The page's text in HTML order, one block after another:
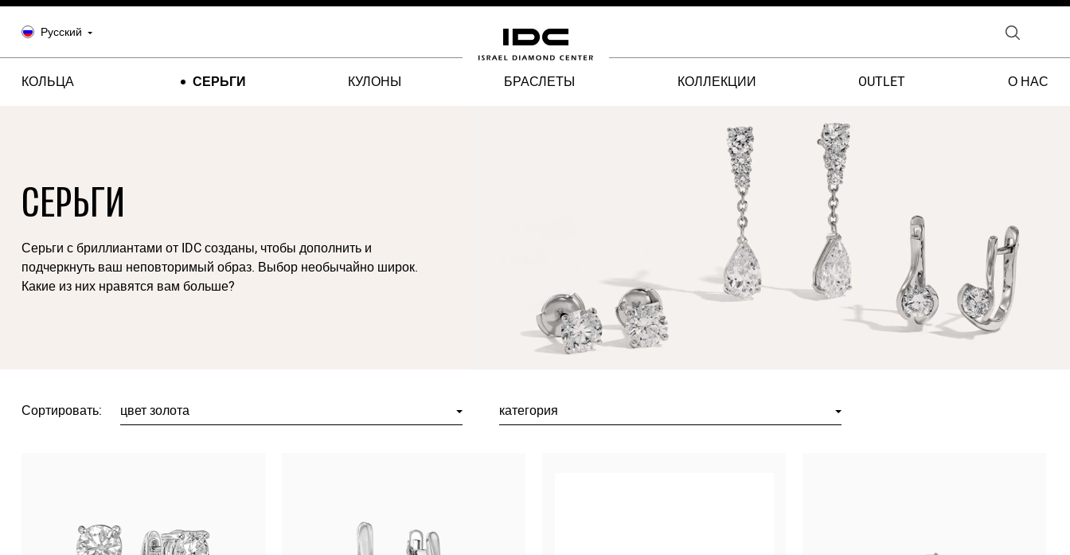
Русский
КОЛЬЦА СЕРЬГИ КУЛОНЫ БРАСЛЕТЫ КОЛЛЕКЦИИ OUTLET О НАС
СЕРЬГИ
Серьги с бриллиантами от IDC созданы, чтобы дополнить и
подчеркнуть ваш неповторимый образ. Выбор необычайно широк.
Какие из них нравятся вам больше?
Сортировать: цвет золота категория